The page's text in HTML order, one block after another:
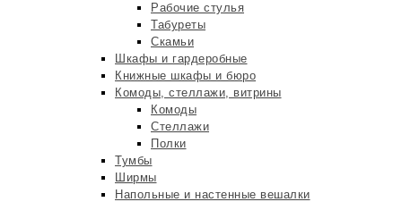
Рабочие стулья
Табуреты
Скамьи
Шкафы и гардеробные
Книжные шкафы и бюро
Комоды, стеллажи, витрины
Комоды
Стеллажи
Полки
Тумбы
Ширмы
Напольные и настенные вешалки